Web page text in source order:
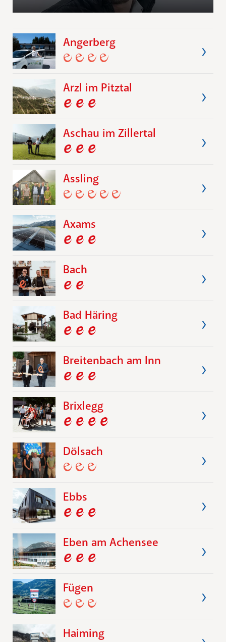
Angerberg
Arzl im Pitztal
Aschau im Zillertal
Assling
Axams
Bach
Bad Häring
Breitenbach am Inn
Brixlegg
Dölsach
Ebbs
Eben am Achensee
Fügen
Haiming